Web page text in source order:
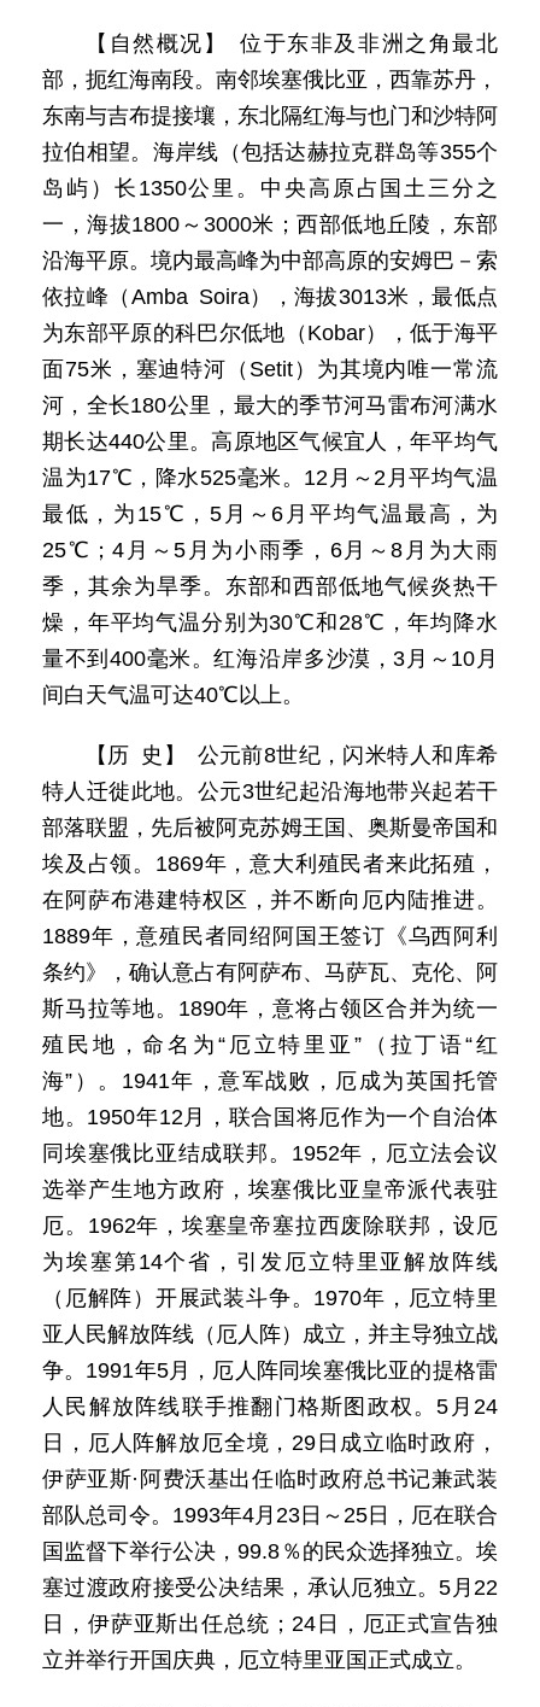
【自然概况】 位于东非及非洲之角最北
部，扼红海南段。南邻埃塞俄比亚，西靠苏丹，
东南与吉布提接壤，东北隔红海与也门和沙特阿
拉伯相望。海岸线（包括达赫拉克群岛等355个
岛屿）长1350公里。中央高原占国土三分之
一，海拔1800～3000米；西部低地丘陵，东部
沿海平原。境内最高峰为中部高原的安姆巴－索
依拉峰（Amba Soira），海拔3013米，最低点
为东部平原的科巴尔低地（Kobar），低于海平
面75米，塞迪特河（Setit）为其境内唯一常流
河，全长180公里，最大的季节河马雷布河满水
期长达440公里。高原地区气候宜人，年平均气
温为17℃，降水525毫米。12月～2月平均气温
最低，为15℃，5月～6月平均气温最高，为
25℃；4月～5月为小雨季，6月～8月为大雨
季，其余为旱季。东部和西部低地气候炎热干
燥，年平均气温分别为30℃和28℃，年均降水
量不到400毫米。红海沿岸多沙漠，3月～10月
间白天气温可达40℃以上。
【历 史】 公元前8世纪，闪米特人和库希
特人迁徙此地。公元3世纪起沿海地带兴起若干
部落联盟，先后被阿克苏姆王国、奥斯曼帝国和
埃及占领。1869年，意大利殖民者来此拓殖，
在阿萨布港建特权区，并不断向厄内陆推进。
1889年，意殖民者同绍阿国王签订《乌西阿利
条约》，确认意占有阿萨布、马萨瓦、克伦、阿
斯马拉等地。1890年，意将占领区合并为统一
殖民地，命名为“厄立特里亚”（拉丁语“红
海”）。1941年，意军战败，厄成为英国托管
地。1950年12月，联合国将厄作为一个自治体
同埃塞俄比亚结成联邦。1952年，厄立法会议
选举产生地方政府，埃塞俄比亚皇帝派代表驻
厄。1962年，埃塞皇帝塞拉西废除联邦，设厄
为埃塞第14个省，引发厄立特里亚解放阵线
（厄解阵）开展武装斗争。1970年，厄立特里
亚人民解放阵线（厄人阵）成立，并主导独立战
争。1991年5月，厄人阵同埃塞俄比亚的提格雷
人民解放阵线联手推翻门格斯图政权。5月24
日，厄人阵解放厄全境，29日成立临时政府，
伊萨亚斯·阿费沃基出任临时政府总书记兼武装
部队总司令。1993年4月23日～25日，厄在联合
国监督下举行公决，99.8％的民众选择独立。埃
塞过渡政府接受公决结果，承认厄独立。5月22
日，伊萨亚斯出任总统；24日，厄正式宣告独
立并举行开国庆典，厄立特里亚国正式成立。